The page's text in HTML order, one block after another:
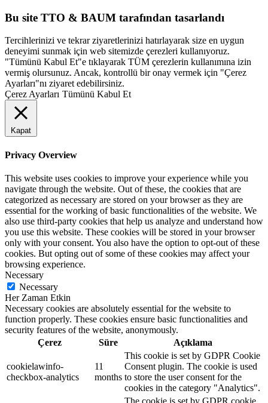
Bu site TTO & BAUM tarafından tasarlandı
Tercihlerinizi ve tekrar ziyaretlerinizi hatırlayarak size en uygun
deneyimi sunmak için web sitemizde çerezleri kullanıyoruz.
"Tümünü Kabul Et"e tıklayarak TÜM çerezlerin kullanımına izin
vermiş olursunuz. Ancak, kontrollü bir onay vermek için "Çerez
Ayarları"nı ziyaret edebilirsiniz.
Çerez Ayarları Tümünü Kabul Et
Kapat
Privacy Overview
This website uses cookies to improve your experience while you
navigate through the website. Out of these, the cookies that are
categorized as necessary are stored on your browser as they are
essential for the working of basic functionalities of the website. We
also use third-party cookies that help us analyze and understand how
you use this website. These cookies will be stored in your browser
only with your consent. You also have the option to opt-out of these
cookies. But opting out of some of these cookies may affect your
browsing experience.
Necessary
Necessary
Her Zaman Etkin
Necessary cookies are absolutely essential for the website to
function properly. These cookies ensure basic functionalities and
security features of the website, anonymously.
Çerez
Süre Açıklama
cookielawinfo-
checkbox-analytics
11
months
This cookie is set by GDPR Cookie
Consent plugin. The cookie is used
to store the user consent for the
cookies in the category "Analytics".
The cookie is set by GDPR cookie